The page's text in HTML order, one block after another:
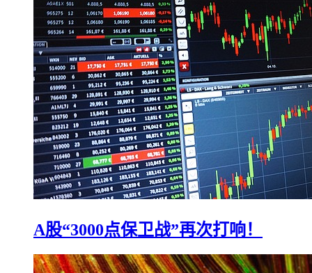
A股“3000点保卫战”再次打响！